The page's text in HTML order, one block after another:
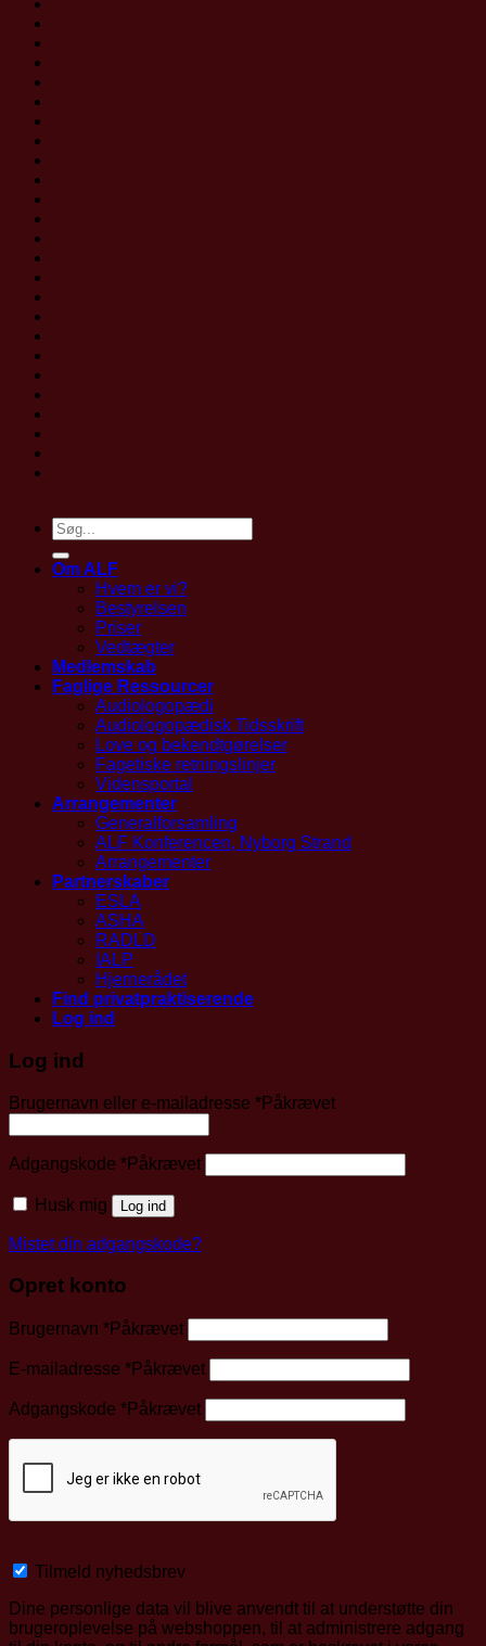
Om ALF
Hvem er vi?
Bestyrelsen
Priser
Vedtægter
Medlemskab
Faglige Ressourcer
Audiologopædi
Audiologopædisk Tidsskrift
Love og bekendtgørelser
Fagetiske retningslinjer
Vidensportal
Arrangementer
Generalforsamling
ALF Konferencen, Nyborg Strand
Arrangementer
Partnerskaber
ESLA
ASHA
RADLD
IALP
Hjernerådet
Find privatpraktiserende
Log ind
Log ind
Brugernavn eller e-mailadresse *Påkrævet
Adgangskode *Påkrævet
Husk mig Log ind
Mistet din adgangskode?
Opret konto
Brugernavn *Påkrævet
E-mailadresse *Påkrævet
Adgangskode *Påkrævet
Tilmeld nyhedsbrev
Dine personlige data vil blive anvendt til at understøtte din
brugeroplevelse på webshoppen, til at administrere adgang